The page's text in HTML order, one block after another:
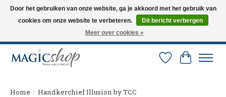
Altijd de nieuwste trucs op voorraad. Snelle verzending via PostNL en DHL.
Langskomen in onze winkel? Bel of mail om een afspraak te maken. 0251-
Verlanglijst
Home / Handkerchief Illusion by TCC
Door het gebruiken van onze website, ga je akkoord met het gebruik van
cookies om onze website te verbeteren.
Dit bericht verbergen
Meer over cookies »